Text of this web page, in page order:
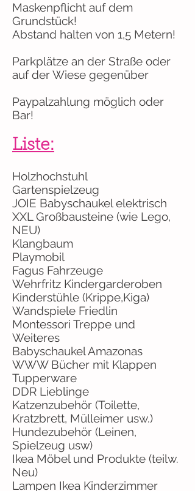
Maskenpflicht auf dem
Grundstück!
Abstand halten von 1,5 Metern!
Parkplätze an der Straße oder
auf der Wiese gegenüber
Paypalzahlung möglich oder
Bar!
Liste:
Holzhochstuhl
Gartenspielzeug
JOIE Babyschaukel elektrisch
XXL Großbausteine (wie Lego,
NEU)
Klangbaum
Playmobil
Fagus Fahrzeuge
Wehrfritz Kindergarderoben
Kinderstühle (Krippe,Kiga)
Wandspiele Friedlin
Montessori Treppe und
Weiteres
Babyschaukel Amazonas
WWW Bücher mit Klappen
Tupperware
DDR Lieblinge
Katzenzubehör (Toilette,
Kratzbrett, Mülleimer usw.)
Hundezubehör (Leinen,
Spielzeug usw)
Ikea Möbel und Produkte (teilw.
Neu)
Lampen Ikea Kinderzimmer